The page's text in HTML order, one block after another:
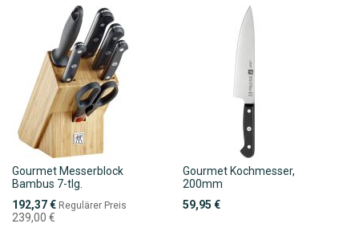
Gourmet Messerblock
Bambus 7-tlg.
Sonderpreis
192,37 € Regulärer Preis
239,00 €
Gourmet Kochmesser,
200mm
59,95 €